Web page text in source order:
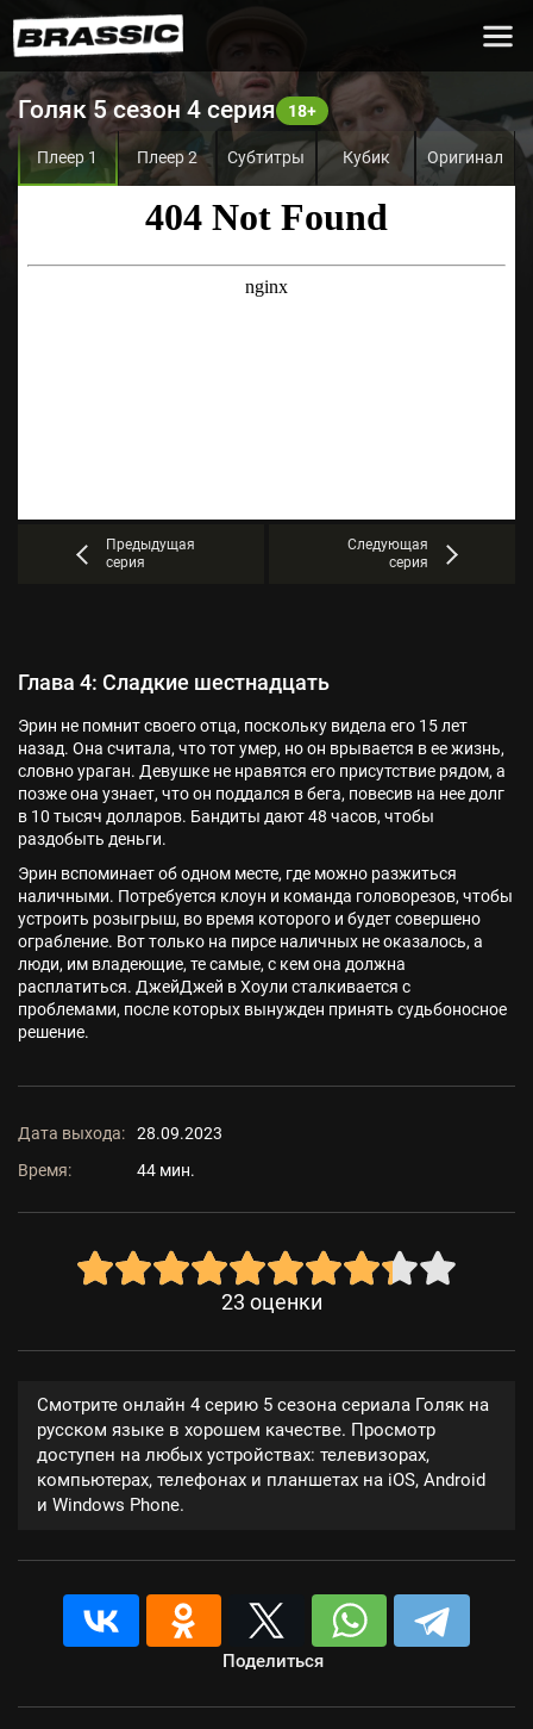
Голяк 5 сезон 4 серия
Плеер 1 Плеер 2 Субтитры Кубик Оригинал
Предыдущая
серия
Следующая
серия
Глава 4: Сладкие шестнадцать
Эрин не помнит своего отца, поскольку видела его 15 лет
назад. Она считала, что тот умер, но он врывается в ее жизнь,
словно ураган. Девушке не нравятся его присутствие рядом, а
позже она узнает, что он поддался в бега, повесив на нее долг
в 10 тысяч долларов. Бандиты дают 48 часов, чтобы
раздобыть деньги.
Эрин вспоминает об одном месте, где можно разжиться
наличными. Потребуется клоун и команда головорезов, чтобы
устроить розыгрыш, во время которого и будет совершено
ограбление. Вот только на пирсе наличных не оказалось, а
люди, им владеющие, те самые, с кем она должна
расплатиться. ДжейДжей в Хоули сталкивается с
проблемами, после которых вынужден принять судьбоносное
решение.
Дата выхода:
28.09.2023
Время:
44 мин.
23 оценки
Смотрите онлайн 4 серию 5 сезона сериала Голяк на
русском языке в хорошем качестве. Просмотр
доступен на любых устройствах: телевизорах,
компьютерах, телефонах и планшетах на iOS, Android
и Windows Phone.
Поделиться